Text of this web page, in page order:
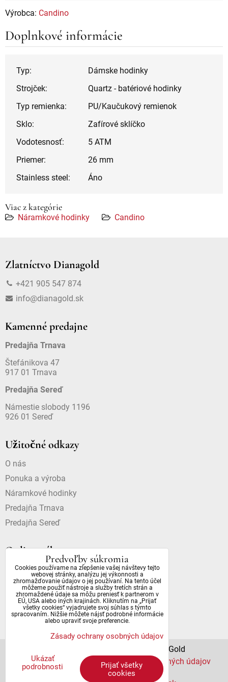
Výrobca: Candino
Doplnkové informácie
Typ:
Dámske hodinky
Strojček:
Quartz - batériové hodinky
Typ remienka:
PU/Kaučukový remienok
Sklo:
Zafírové sklíčko
Vodotesnosť:
5 ATM
Priemer:
26 mm
Stainless steel:
Áno
Viac z kategórie
Náramkové hodinky Candino
Zlatníctvo Dianagold
+421 905 547 874
info@dianagold.sk
Kamenné predajne
Predajňa Trnava
Štefánikova 47
917 01 Trnava
Predajňa Sereď
Námestie slobody 1196
926 01 Sereď
Užitočné odkazy
O nás
Ponuka a výroba
Náramkové hodinky
Predajňa Trnava
Predajňa Sereď
Online nákup
Doprava a platba
Dostupnosť a dôležité informácie
Obchodné podmienky
Ochrana osobných údajov
© 2022 All Rights Reserved | DianaGold
Predvoľby súkromia
Zásady ochrany osobných údajov
Stav objednávky
Predvoľby súkromia
Cookies používame na zlepšenie vašej návštevy tejto
webovej stránky, analýzu jej výkonnosti a
zhromažďovanie údajov o jej používaní. Na tento účel
môžeme použiť nástroje a služby tretích strán a
zhromaždené údaje sa môžu preniesť k partnerom v
EÚ, USA alebo iných krajinách. Kliknutím na „Prijať
všetky cookies“ vyjadrujete svoj súhlas s týmto
spracovaním. Nižšie môžete nájsť podrobné informácie
alebo upraviť svoje preferencie.
Zásady ochrany osobných údajov
Ukázať
podrobnosti
Prijať všetky
cookies